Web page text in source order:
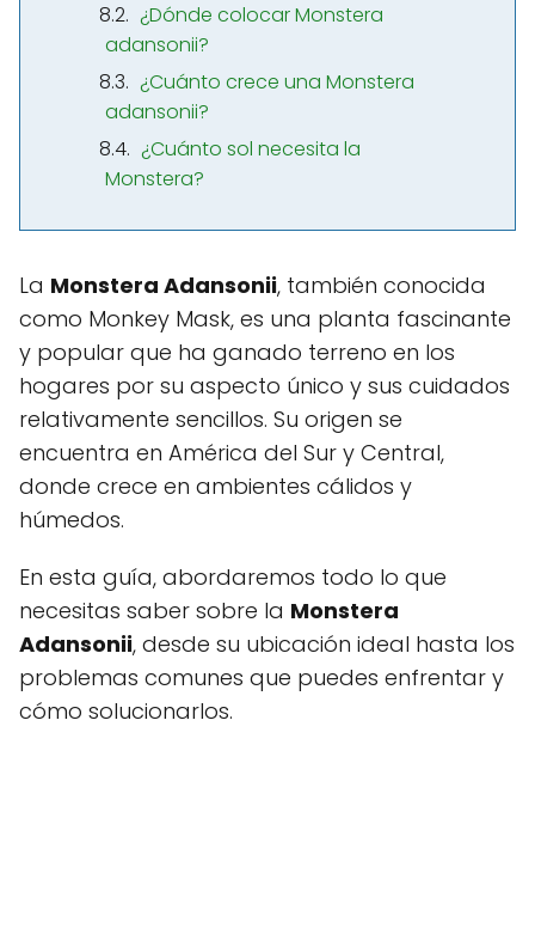
¿Dónde colocar Monstera
adansonii?
¿Cuánto crece una Monstera
adansonii?
¿Cuánto sol necesita la
Monstera?
La Monstera Adansonii, también conocida
como Monkey Mask, es una planta fascinante
y popular que ha ganado terreno en los
hogares por su aspecto único y sus cuidados
relativamente sencillos. Su origen se
encuentra en América del Sur y Central,
donde crece en ambientes cálidos y
húmedos.
En esta guía, abordaremos todo lo que
necesitas saber sobre la Monstera
Adansonii, desde su ubicación ideal hasta los
problemas comunes que puedes enfrentar y
cómo solucionarlos.